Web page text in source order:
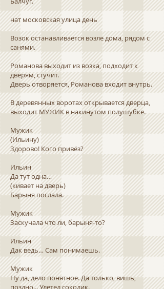
нат московская улица день
Возок останавливается возле дома, рядом с
санями.
Романова выходит из возка, подходит к
дверям, стучит.
Дверь отворяется, Романова входит внутрь.
В деревянных воротах открывается дверца,
выходит МУЖИК в накинутом полушубке.
Мужик
(Ильину)
Здорово! Кого привёз?
Ильин
Да тут одна…
(кивает на дверь)
Барыня послала.
Мужик
Заскучала что ли, барыня-то?
Ильин
Дак ведь… Сам понимаешь.
Мужик
Ну да, дело понятное. Да только, вишь,
поздно... Улетел соколик.